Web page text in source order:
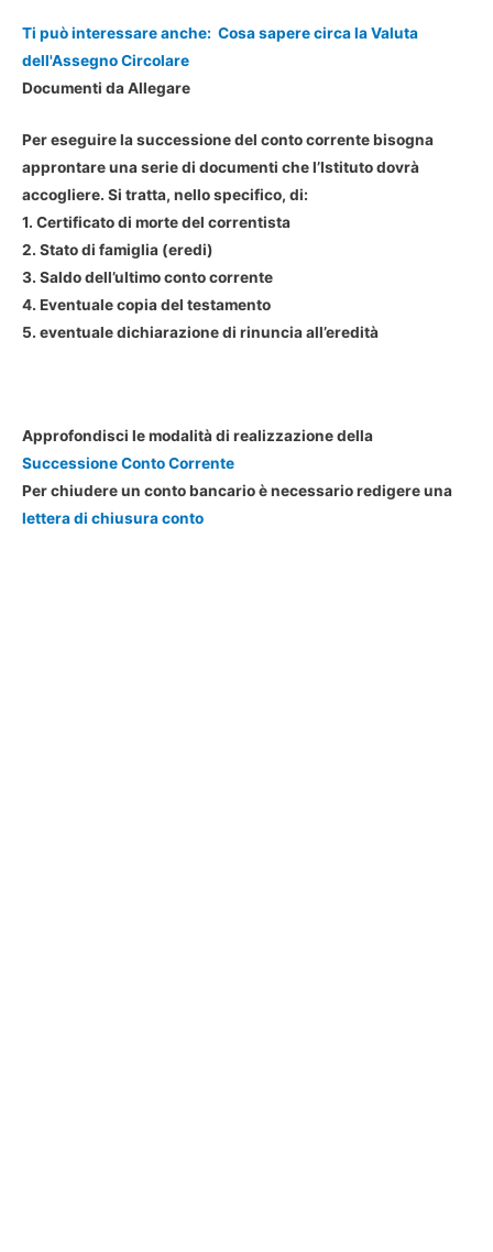
Ti può interessare anche: Cosa sapere circa la Valuta
dell'Assegno Circolare
Documenti da Allegare
Pereseguire la successione del conto correntebisogna
approntare una serie di documenti che l’Istituto dovrà
accogliere. Si tratta, nello specifico, di:
1. Certificato di morte del correntista
2. Stato di famiglia (eredi)
3. Saldo dell’ultimo conto corrente
4. Eventuale copia del testamento
5. eventuale dichiarazione di rinuncia all’eredità
Approfondisci le modalità di realizzazione della
Successione Conto Corrente
Per chiudere un conto bancario è necessario redigere una
lettera di chiusura conto